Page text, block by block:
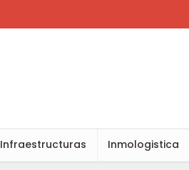
Infraestructuras Inmologistica